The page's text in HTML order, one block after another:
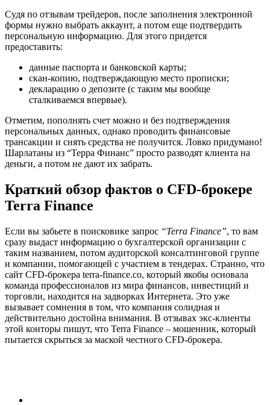
Судя по отзывам трейдеров, после заполнения электронной
формы нужно выбрать аккаунт, а потом еще подтвердить
персональную информацию. Для этого придется
предоставить:
данные паспорта и банковской карты;
скан-копию, подтверждающую место прописки;
декларацию о депозите (с таким мы вообще
сталкиваемся впервые).
Отметим, пополнять счет можно и без подтверждения
персональных данных, однако проводить финансовые
трансакции и снять средства не получится. Ловко придумано!
Шарлатаны из “Терра Финанс” просто разводят клиента на
деньги, а потом не дают их забрать.
Краткий обзор фактов о CFD-брокере
Terra Finance
Если вы забьете в поисковике запрос “Terra Finance”, то вам
сразу выдаст информацию о бухгалтерской организации с
таким названием, потом аудиторской консалтинговой группе
и компании, помогающей с участием в тендерах. Странно, что
сайт CFD-брокера terra-finance.co, который якобы основала
команда профессионалов из мира финансов, инвестиций и
торговли, находится на задворках Интернета. Это уже
вызывает сомнения в том, что компания солидная и
действительно достойна внимания. В отзывах экс-клиенты
этой конторы пишут, что Terra Finance – мошенник, который
пытается скрыться за маской честного CFD-брокера.